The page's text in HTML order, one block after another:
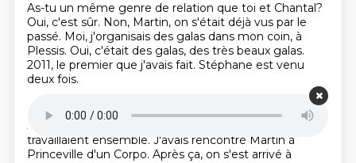
As-tu un même genre de relation que toi et Chantal?
Oui, c'est sûr. Non, Martin, on s'était déjà vus par le
passé. Moi, j'organisais des galas dans mon coin, à
Plessis. Oui, c'était des galas, des très beaux galas.
2011, le premier que j'avais fait. Stéphane est venu
deux fois.
Starting point is 00:19:22
J'avais parlé avec Martin
travaillaient ensemble. J'avais rencontré Martin à
Princeville d'un Corpo. Après ça, on s'est arrivé à